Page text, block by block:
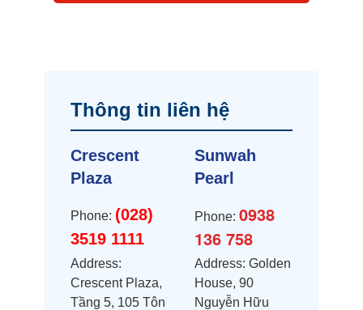
Thông tin liên hệ
Crescent
Plaza
Phone: (028)
3519 1111
Address:
Crescent Plaza,
Tầng 5, 105 Tôn
Sunwah
Pearl
Phone: 0938
136 758
Address: Golden
House, 90
Nguyễn Hữu